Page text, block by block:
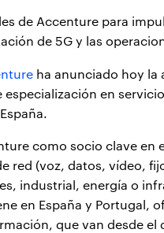
de Accenture para
de 5G y las
ha anunciado hoy la
en
como socio clave en
red (voz, datos, vídeo,
industrial, energía o
en España y Portugal,
que van desde el